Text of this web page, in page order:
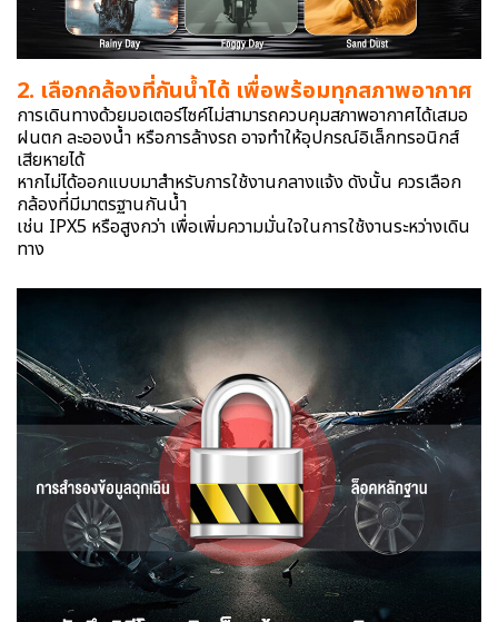
2. เลือกกล้องที่กันน้ำได้ เพื่อพร้อมทุกสภาพอากาศ
การเดินทางด้วยมอเตอร์ไซค์ไม่สามารถควบคุมสภาพอากาศได้เสมอ
ฝนตก ละอองน้ำ หรือการล้างรถ อาจทำให้อุปกรณ์อิเล็กทรอนิกส์
เสียหายได้
หากไม่ได้ออกแบบมาสำหรับการใช้งานกลางแจ้ง ดังนั้น ควรเลือก
กล้องที่มีมาตรฐานกันน้ำ
เช่น IPX5 หรือสูงกว่า เพื่อเพิ่มความมั่นใจในการใช้งานระหว่างเดิน
ทาง